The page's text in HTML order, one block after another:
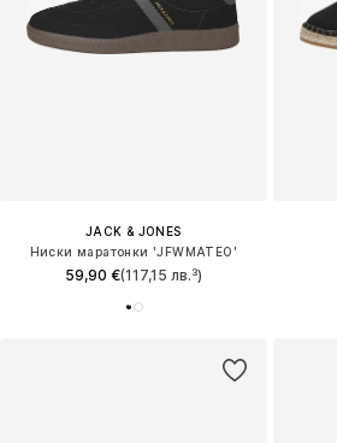
JACK & JONES
Ниски маратонки 'JFWMATEO'
59,90 €(117,15 лв.³)